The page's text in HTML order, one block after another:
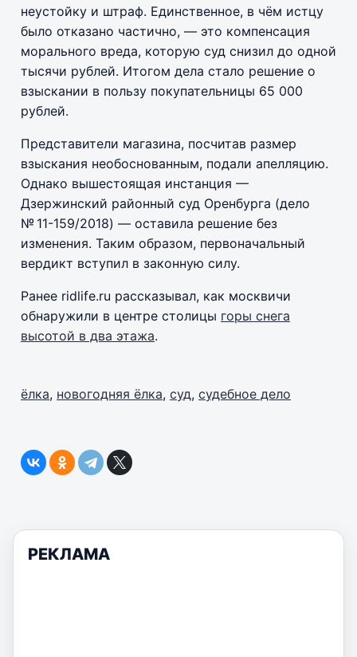
неустойку и штраф. Единственное, в чём истцу
было отказано частично, — это компенсация
морального вреда, которую суд снизил до одной
тысячи рублей. Итогом дела стало решение о
взыскании в пользу покупательницы 65 000
рублей.
Представители магазина, посчитав размер
взыскания необоснованным, подали апелляцию.
Однако вышестоящая инстанция —
Дзержинский районный суд Оренбурга (дело
№ 11-159/2018) — оставила решение без
изменения. Таким образом, первоначальный
вердикт вступил в законную силу.
Ранее ridlife.ru рассказывал, как москвичи
обнаружили в центре столицы горы снега
высотой в два этажа.
ёлка, новогодняя ёлка, суд, судебное дело
РЕКЛАМА